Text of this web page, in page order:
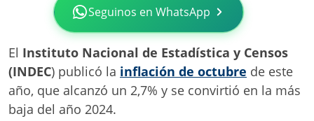
Seguinos en WhatsApp
El Instituto Nacional de Estadística y Censos
(INDEC) publicó la inflación de octubre de este
año, que alcanzó un 2,7% y se convirtió en la más
baja del año 2024.